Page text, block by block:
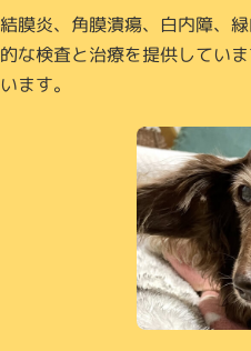
結膜炎、角膜潰瘍、白内障、
的な検査と治療を提供してい
います。